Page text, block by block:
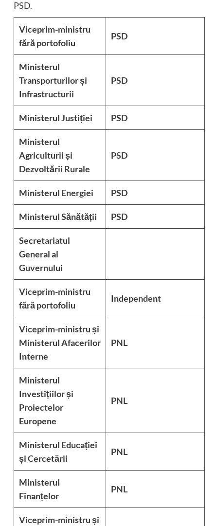
PSD.
Viceprim-ministru
fără portofoliu
PSD
Ministerul
Transporturilor și
Infrastructurii
PSD
Ministerul Justiției PSD
Ministerul
Agriculturii și
Dezvoltării Rurale
PSD
Ministerul Energiei PSD
Ministerul Sănătății PSD
Secretariatul
General al
Guvernului
Viceprim-ministru
fără portofoliu
Independent
Viceprim-ministru și
Ministerul Afacerilor
Interne
PNL
Ministerul
Investițiilor și
Proiectelor
Europene
PNL
Ministerul Educației
și Cercetării
PNL
Ministerul
Finanțelor
PNL
Viceprim-ministru și